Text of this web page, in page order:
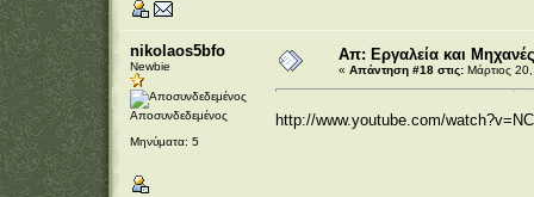
nikolaos5bfo
Newbie
Αποσυνδεδεμένος
Μηνύματα: 5
Απ: Εργαλεία και Μηχανές
« Απάντηση #18 στις:Μάρτιος
http://www.youtube.com/